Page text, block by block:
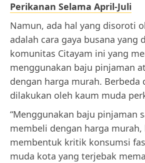
Perikanan Selama April-Juli
Namun, ada hal yang disoroti
adalah cara gaya busana yang
komunitas Citayam ini yang
menggunakan baju pinjaman
dengan harga murah. Berbeda
dilakukan oleh kaum muda
“Menggunakan baju pinjaman
membeli dengan harga
membentuk kritik konsumsi
muda kota yang terjebak